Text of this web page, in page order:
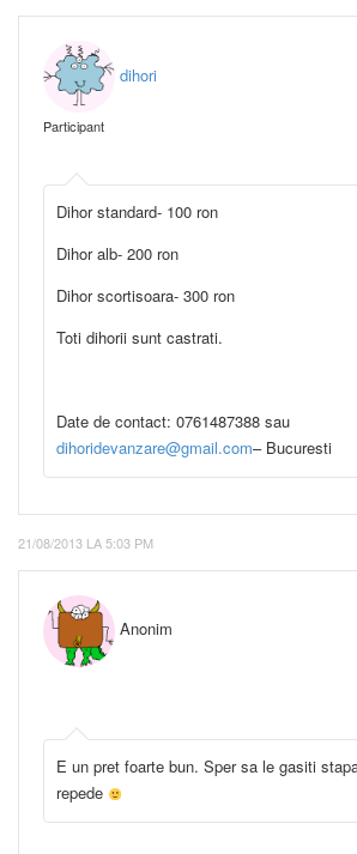
dihori
Participant
Dihor standard- 100 ron
Dihor alb- 200 ron
Dihor scortisoara- 300 ron
Toti dihorii sunt castrati.
Date de contact: 0761487388 sau
dihoridevanzare@gmail.com– Bucuresti
21/08/2013 LA 5:03 PM
Anonim
E un pret foarte bun. Sper sa le gasiti
repede